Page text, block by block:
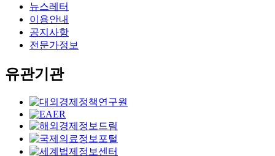
뉴스레터
이용안내
공지사항
전문가정보
유관기관